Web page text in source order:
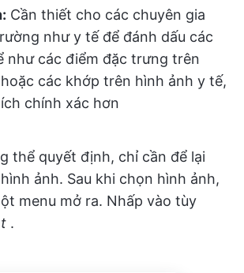
Cần thiết cho các chuyên gia
như y tế để đánh dấu các
như các điểm đặc trưng trên
các khớp trên hình ảnh y tế,
chính xác hơn
thể quyết định, chỉ cần để lại
ảnh. Sau khi chọn hình ảnh,
menu mở ra. Nhấp vào tùy
.